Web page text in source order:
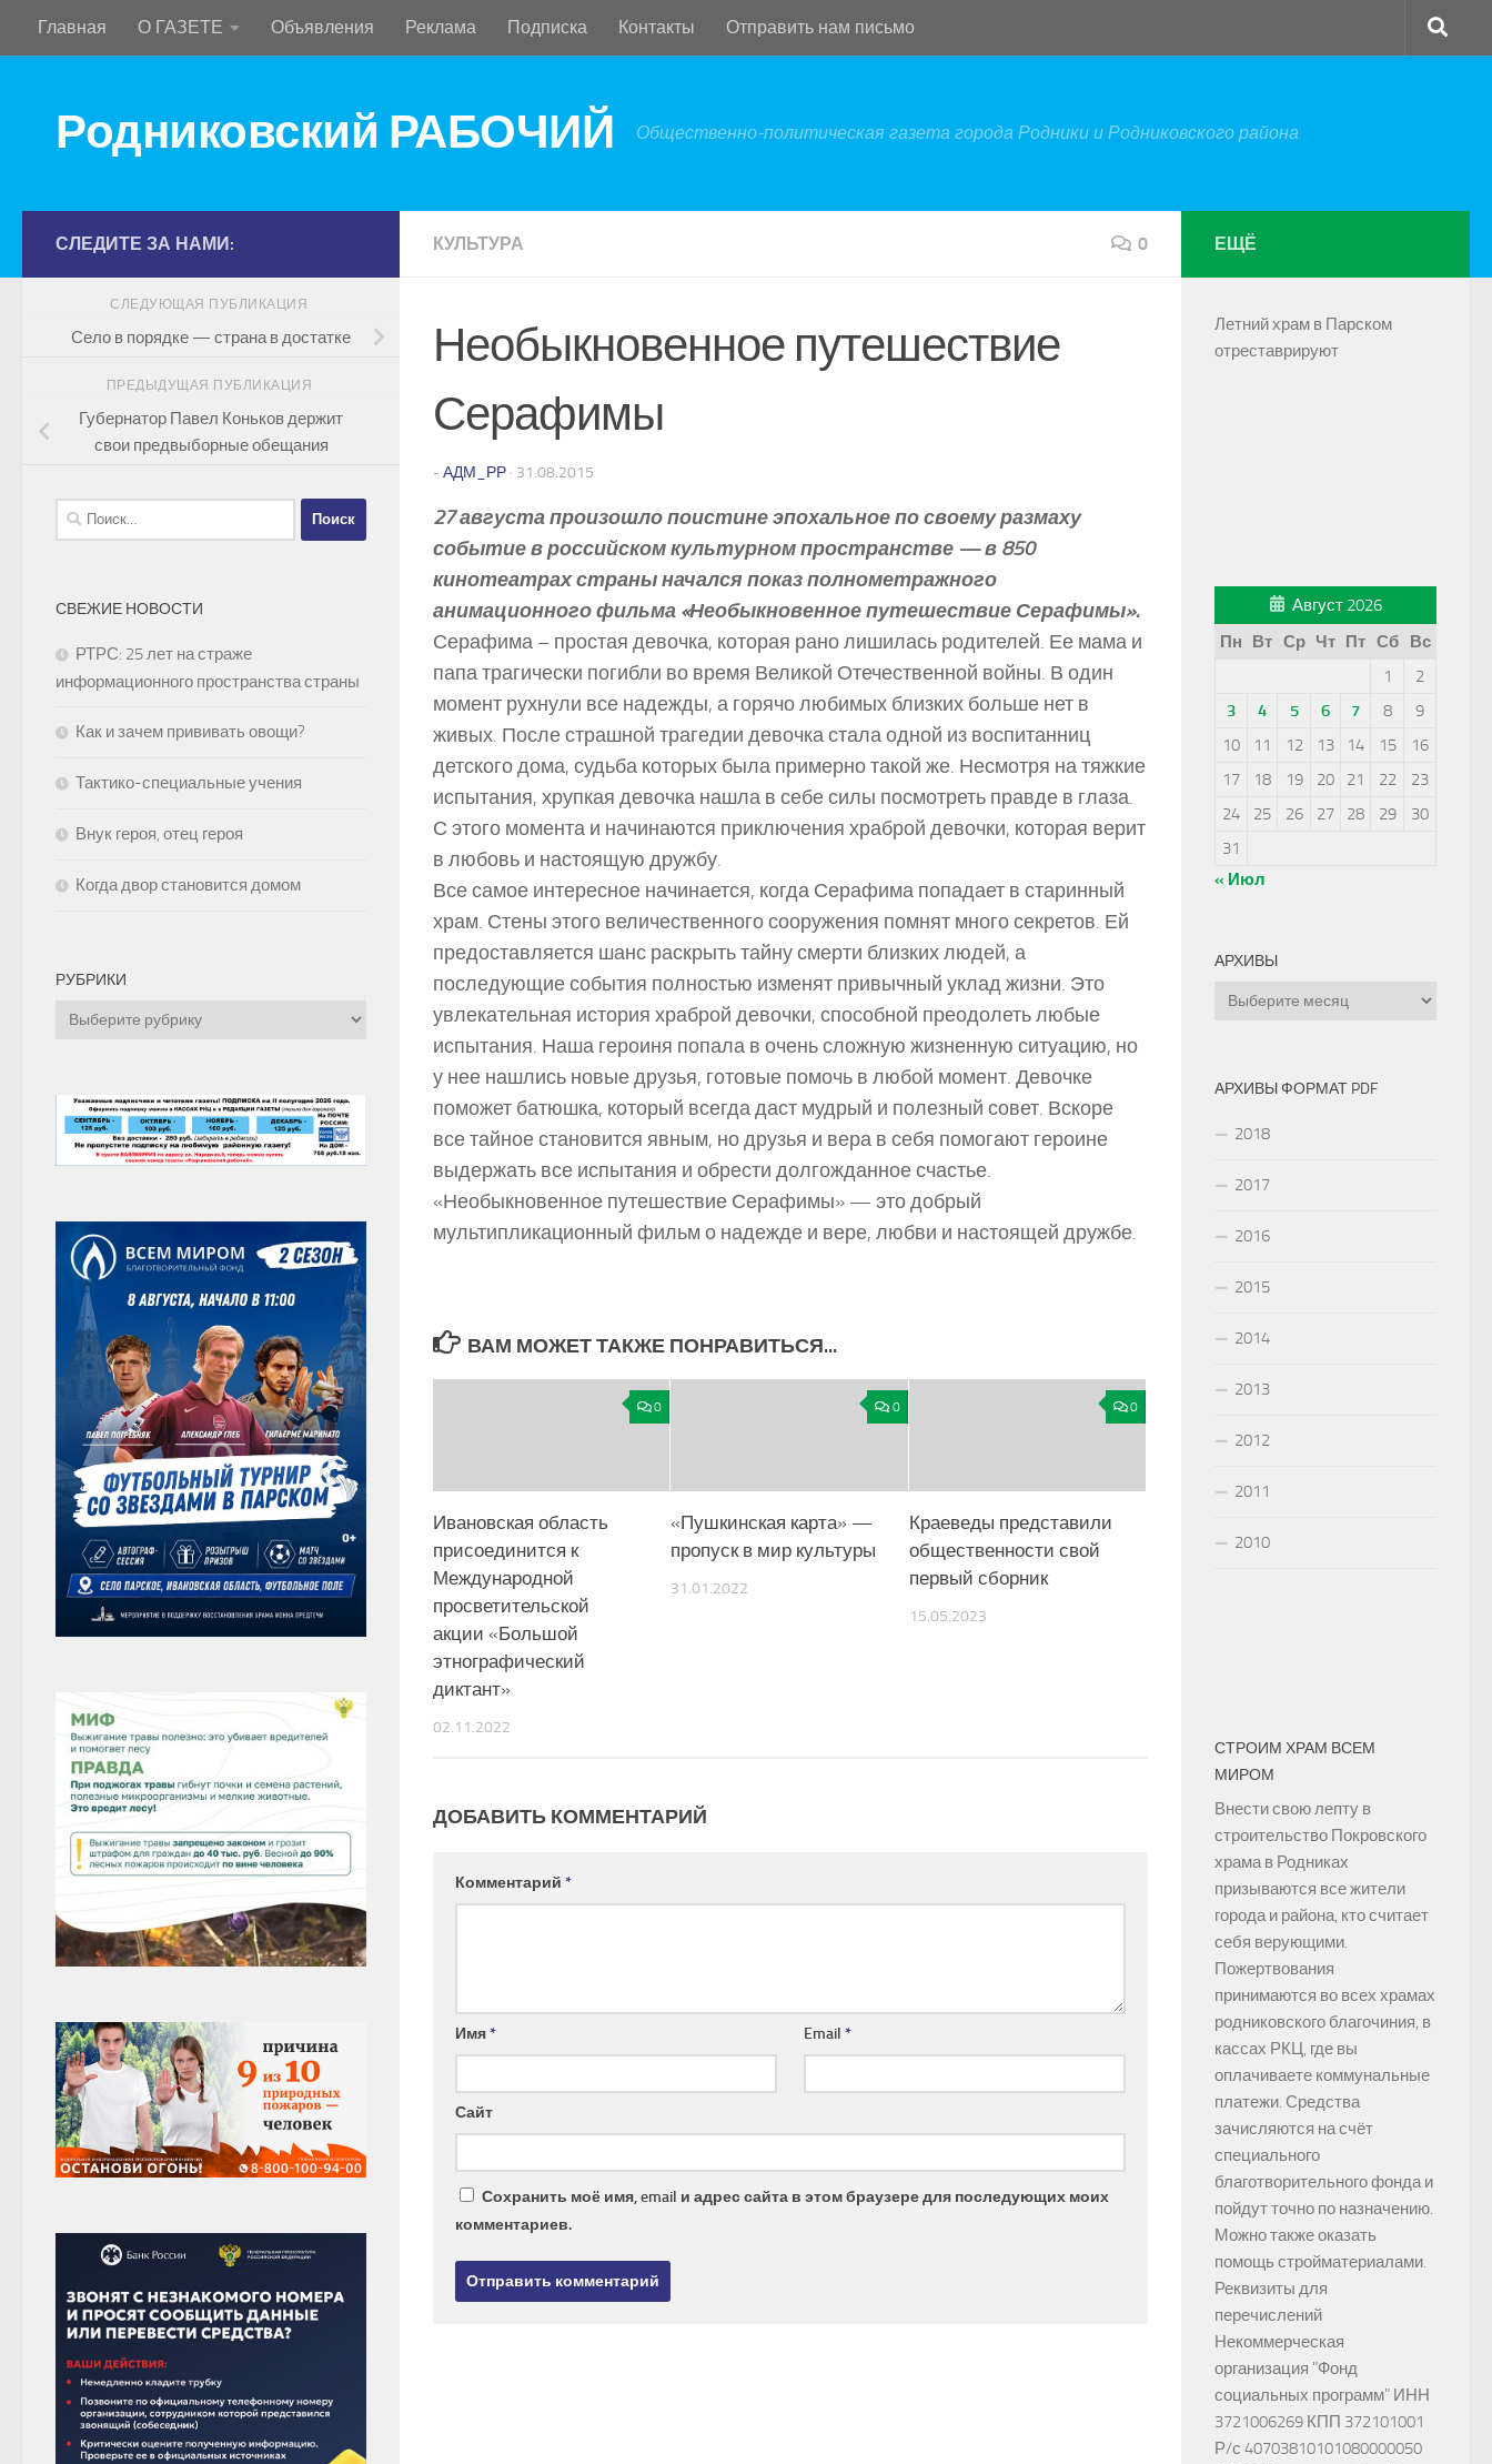
Перейти к содержимому
Главная О ГАЗЕТЕ Объявления Реклама Подписка Контакты Отправить нам письмо
Родниковский РАБОЧИЙ Общественно-политическая газета города Родники и Родниковского района
КУЛЬТУРА 0
Необыкновенное путешествие
Серафимы
- АДМ_РР · 31.08.2015
27 августа произошло поистине эпохальное по своему размаху
событие в российском культурном пространстве — в 850
кинотеатрах страны начался показ полнометражного
анимационного фильма «Необыкновенное путешествие Серафимы».
Серафима – простая девочка, которая рано лишилась родителей. Ее мама и
папа трагически погибли во время Великой Отечественной войны. В один
момент рухнули все надежды, а горячо любимых близких больше нет в
живых. После страшной трагедии девочка стала одной из воспитанниц
детского дома, судьба которых была примерно такой же. Несмотря на тяжкие
испытания, хрупкая девочка нашла в себе силы посмотреть правде в глаза.
С этого момента и начинаются приключения храброй девочки, которая верит
в любовь и настоящую дружбу.
Все самое интересное начинается, когда Серафима попадает в старинный
храм. Стены этого величественного сооружения помнят много секретов. Ей
предоставляется шанс раскрыть тайну смерти близких людей, а
последующие события полностью изменят привычный уклад жизни. Это
увлекательная история храброй девочки, способной преодолеть любые
испытания. Наша героиня попала в очень сложную жизненную ситуацию, но
у нее нашлись новые друзья, готовые помочь в любой момент. Девочке
поможет батюшка, который всегда даст мудрый и полезный совет. Вскоре
все тайное становится явным, но друзья и вера в себя помогают героине
выдержать все испытания и обрести долгожданное счастье.
«Необыкновенное путешествие Серафимы» — это добрый
мультипликационный фильм о надежде и вере, любви и настоящей дружбе.
ВАМ МОЖЕТ ТАКЖЕ ПОНРАВИТЬСЯ...
0
Ивановская область
присоединится к
Международной
просветительской
акции «Большой
этнографический
диктант»
02.11.2022
0
«Пушкинская карта» —
пропуск в мир культуры
31.01.2022
0
Краеведы представили
общественности свой
первый сборник
15.05.2023
ДОБАВИТЬ КОММЕНТАРИЙ
Комментарий *
Имя* Email*
Сайт
Сохранить моё имя, email и адрес сайта в этом браузере для последующих моих
комментариев.
СЛЕДИТЕ ЗА НАМИ:
СЛЕДУЮЩАЯ ПУБЛИКАЦИЯ
Село в порядке — страна в достатке
ПРЕДЫДУЩАЯ ПУБЛИКАЦИЯ
Губернатор Павел Коньков держит
свои предвыборные обещания
Найти:
СВЕЖИЕ НОВОСТИ
РТРС: 25 лет на страже
информационного пространства страны
Как и зачем прививать овощи?
Тактико-специальные учения
Внук героя, отец героя
Когда двор становится домом
РУБРИКИ
Рубрики
ЕЩЁ
Летний храм в Парском
отреставрируют
Август 2026
Пн
Вт Ср Чт Пт Сб
Вс
1
2
3
4 5 6 7 8
9
10
11 12 13 14 15
16
17
18 19 20 21 22
23
24
25 26 27 28 29
30
31
« Июл
АРХИВЫ
Архивы
АРХИВЫ ФОРМАТ PDF
2018
2017
2016
2015
2014
2013
2012
2011
2010
СТРОИМ ХРАМ ВСЕМ
МИРОМ
Внести свою лепту в
строительство Покровского
храма в Родниках
призываются все жители
города и района, кто считает
себя верующими.
Пожертвования
принимаются во всех храмах
родниковского благочиния, в
кассах РКЦ, где вы
оплачиваете коммунальные
платежи. Средства
зачисляются на счёт
специального
благотворительного фонда и
пойдут точно по назначению.
Можно также оказать
помощь стройматериалами.
Реквизиты для
перечислений
Некоммерческая
организация "Фонд
социальных программ" ИНН
3721006269 КПП 372101001
Р/с 40703810101080000050